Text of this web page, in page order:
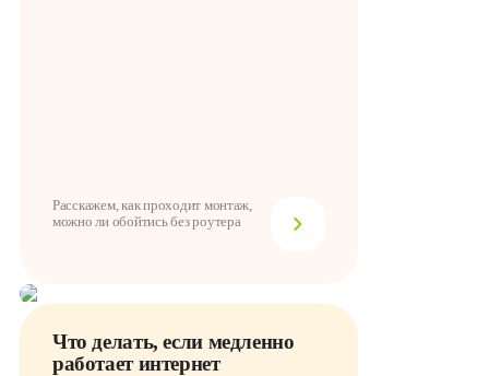
Расскажем, как проходит монтаж,
можно ли обойтись без роутера
Что делать, если медленно
работает интернет